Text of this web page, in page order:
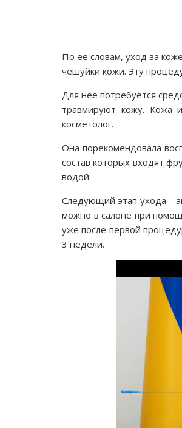
По ее словам, уход за
чешуйки кожи. Эту
Для нее потребуется
травмируют кожу. Кожа
косметолог.
Она порекомендовала
состав которых входят
водой.
Следующий этап ухода –
можно в салоне при
уже после первой
3 недели.